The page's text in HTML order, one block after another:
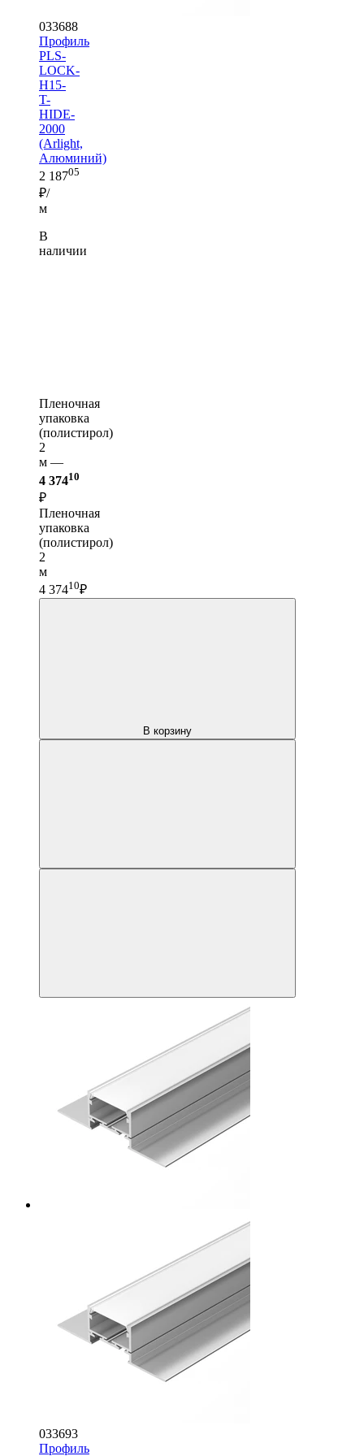
033688
Профиль
PLS-
LOCK-
H15-
T-
HIDE-
2000
(Arlight,
Алюминий)
2 18705
₽/
м
В
наличии
Пленочная
упаковка
(полистирол)
2
м —
4 37410
₽
Пленочная
упаковка
(полистирол)
2
м
4 37410₽
В корзину
033693
Профиль